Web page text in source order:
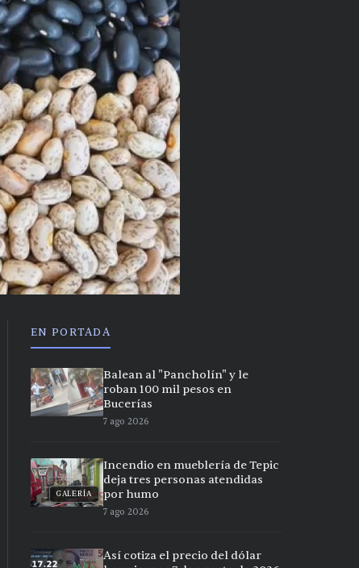
EN PORTADA
Balean al "Pancholín" y le
roban 100 mil pesos en
Bucerías
7 ago 2026
GALERÍA
Incendio en mueblería de Tepic
deja tres personas atendidas
por humo
7 ago 2026
Así cotiza el precio del dólar